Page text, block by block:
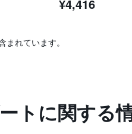
¥4,416
れています。
トに関する